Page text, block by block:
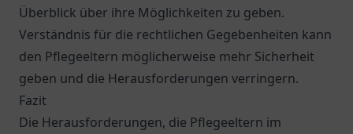
Überblick über ihre Möglichkeiten zu geben.
Verständnis für die rechtlichen Gegebenheiten kann
den Pflegeeltern möglicherweise mehr Sicherheit
geben und die Herausforderungen verringern.
Fazit
Die Herausforderungen, die Pflegeeltern im